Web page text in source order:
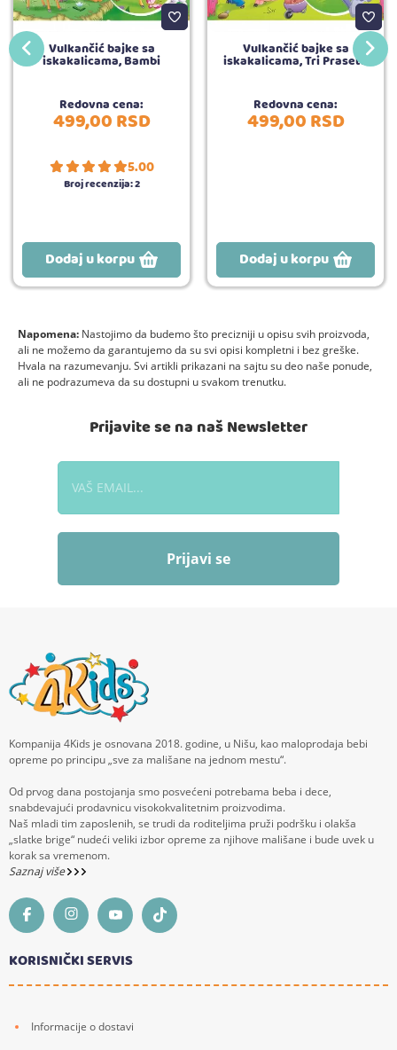
Vulkančić bajke sa
iskakalicama, Bambi
Redovna cena:
499,00RSD
5.00
Broj recenzija:2
Dodaj u korpu
Vulkančić bajke sa
iskakalicama, Tri Praseta
Redovna cena:
499,00RSD
Dodaj u korpu
Napomena: Nastojimo da budemo što precizniji u opisu svih proizvoda,
ali ne možemo da garantujemo da su svi opisi kompletni i bez greške.
Hvala na razumevanju. Svi artikli prikazani na sajtu su deo naše ponude,
ali ne podrazumeva da su dostupni u svakom trenutku.
Prijavite se na naš Newsletter
Prijavi se
Kompanija 4Kids je osnovana 2018. godine, u Nišu, kao maloprodaja bebi
opreme po principu „sve za mališane na jednom mestu“.
Od prvog dana postojanja smo posvećeni potrebama beba i dece,
snabdevajući prodavnicu visokokvalitetnim proizvodima.
Naš mladi tim zaposlenih, se trudi da roditeljima pruži podršku i olakša
„slatke brige“ nudeći veliki izbor opreme za njihove mališane i bude uvek u
korak sa vremenom.
Saznaj više
KORISNIČKI SERVIS
Informacije o dostavi